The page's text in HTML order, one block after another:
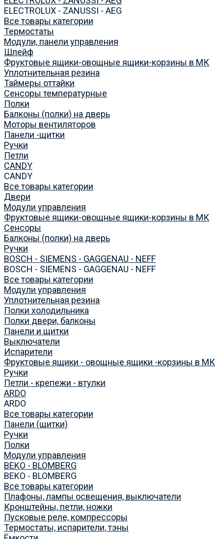
ELECTROLUX - ZANUSSI - AEG
Все товары категории
Термостаты
Модули, панели управления
Шлейф
Фруктовые ящики-овощные ящики-корзины в МК
Уплотнительная резина
Таймеры оттайки
Сенсоры температурные
Полки
Балконы (полки) на дверь
Моторы вентиляторов
Панели -щитки
Ручки
Петли
CANDY
CANDY
Все товары категории
Двери
Модули управления
Фруктовые ящики-овощные ящики-корзины в МК
Сенсоры
Балконы (полки) на дверь
Ручки
BOSCH - SIEMENS - GAGGENAU - NEFF
BOSCH - SIEMENS - GAGGENAU - NEFF
Все товары категории
Модули управления
Уплотнительная резина
Полки холодильника
Полки двери, балконы
Панели и щитки
Выключатели
Испарители
Фруктовые ящики - овощные ящики -корзины в МК
Ручки
Петли - крепежи - втулки
ARDO
ARDO
Все товары категории
Панели (щитки)
Ручки
Полки
Модули управления
BEKO - BLOMBERG
BEKO - BLOMBERG
Все товары категории
Плафоны, лампы освещения, выключатели
Кронштейны, петли, ножки
Пусковые реле, компрессоры
Термостаты, испарители, тэны